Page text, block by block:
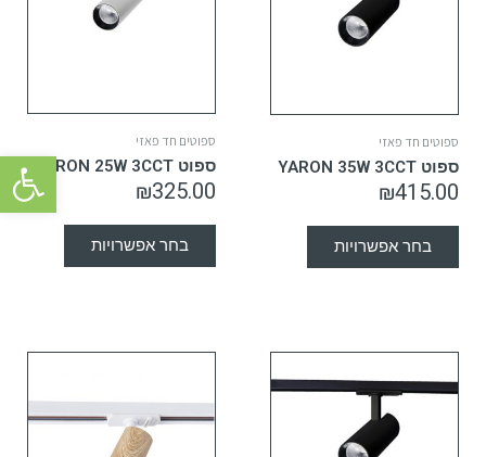
פתח
ספוטים חד פאזי
ספוט YARON 35W 3CCT
₪415.00
בחר אפשרויות
ספוטים חד פאזי
ספוט YARON 25W 3CCT
₪325.00
בחר אפשרויות